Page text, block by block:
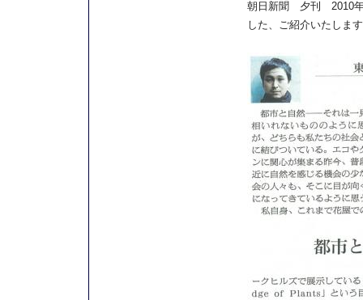
朝日新聞 夕刊 2010年
した、ご紹介いたしま